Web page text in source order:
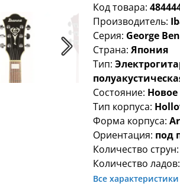
Код товара:
Производитель:
Серия: George
Страна:Япония
Тип:
Состояние: Новое
Тип корпуса:
Форма корпуса:
Ориентация: под
Количество
Количество
Все характеристики